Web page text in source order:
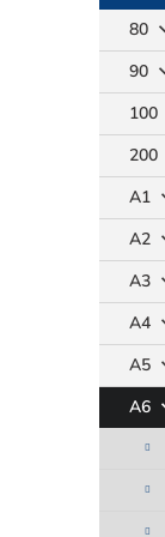
80
90
100
200
A1
A2
A3
A4
A5
A6